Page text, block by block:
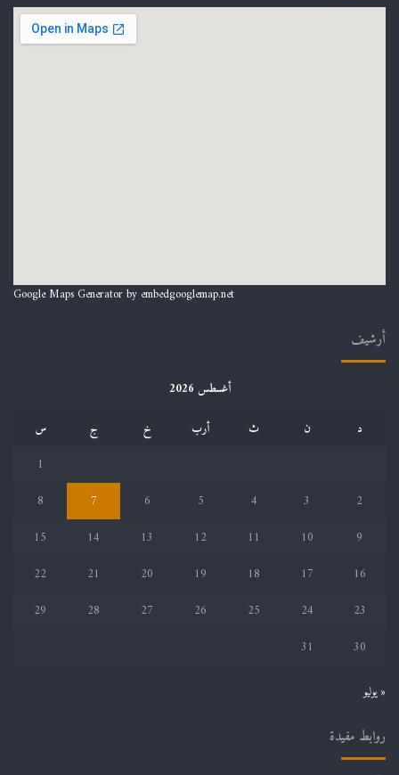
Google Maps Generator by embedgooglemap.net
أرشيف
أغسطس 2026
د
ن ث أرب خ ج
س
1
2
3
4
5
6
7
8
9
10
11
12
13
14
15
16
17
18
19
20
21
22
23
24
25
26
27
28
29
30
31
« يوليو
روابط مفيدة